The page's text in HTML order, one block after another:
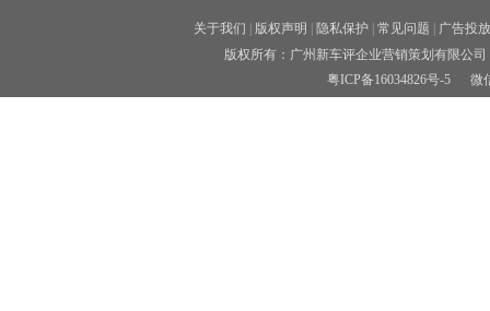
关于我们 版权声明 隐私保护 常见问题
广告投放
版权所有：广州新车评企业营销策划有限公
粤ICP备16034826号-5微信